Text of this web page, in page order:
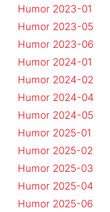
Humor 2023-01
Humor 2023-05
Humor 2023-06
Humor 2024-01
Humor 2024-02
Humor 2024-04
Humor 2024-05
Humor 2025-01
Humor 2025-02
Humor 2025-03
Humor 2025-04
Humor 2025-06